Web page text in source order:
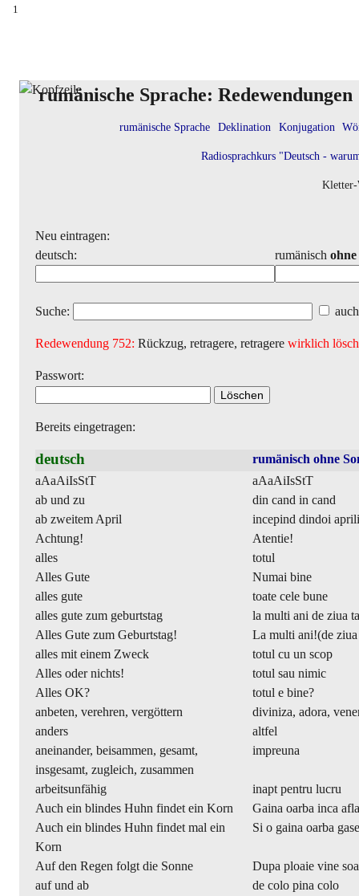
1
rumänische Sprache: Redewendungen
rumänische Sprache Deklination Konjugation
Radiosprachkurs "Deutsch -
Neu eintragen:
deutsch:
rumänisch ohne
Suche:
Redewendung 752: Rückzug, retragere, retragere wirklich
Passwort:
Bereits eingetragen:
deutsch
rumänisch ohne
aAaAiIsStT
aAaAiIsStT
ab und zu
din cand in cand
ab zweitem April
incepind dindoi
Achtung!
Atentie!
alles
totul
Alles Gute
Numai bine
alles gute
toate cele bune
alles gute zum geburtstag
la multi ani de ziua ta
Alles Gute zum Geburtstag!
La multi ani!(de ziua
alles mit einem Zweck
totul cu un scop
Alles oder nichts!
totul sau nimic
Alles OK?
totul e bine?
anbeten, verehren, vergöttern
diviniza, adora,
anders
altfel
aneinander, beisammen, gesamt,
insgesamt, zugleich, zusammen
impreuna
arbeitsunfähig
inapt pentru lucru
Auch ein blindes Huhn findet ein Korn
Gaina oarba inca
Auch ein blindes Huhn findet mal ein
Korn
Si o gaina oarba
Auf den Regen folgt die Sonne
Dupa ploaie vine
auf und ab
de colo pina colo